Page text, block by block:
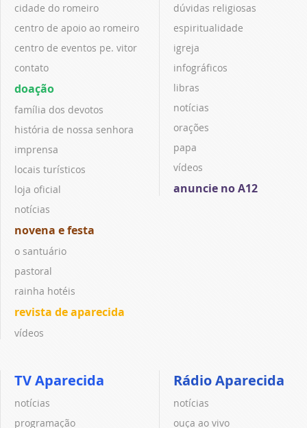
cidade do romeiro
centro de apoio ao romeiro
centro de eventos pe. vitor
contato
doação
família dos devotos
história de nossa senhora
imprensa
locais turísticos
loja oficial
notícias
novena e festa
o santuário
pastoral
rainha hotéis
revista de aparecida
vídeos
dúvidas religiosas
espiritualidade
igreja
infográficos
libras
notícias
orações
papa
vídeos
anuncie no A12
TV Aparecida
notícias
programação
Rádio Aparecida
notícias
ouça ao vivo